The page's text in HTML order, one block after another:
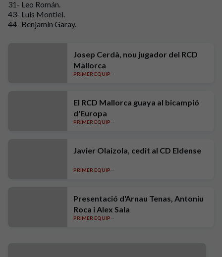
31- Leo Román.
43- Luis Montiel.
44- Benjamín Garay.
Josep Cerdà, nou jugador del RCD
Mallorca
PRIMER EQUIP
El RCD Mallorca guaya al bicampió
d'Europa
PRIMER EQUIP
Javier Olaizola, cedit al CD Eldense
PRIMER EQUIP
Presentació d'Arnau Tenas, Antoniu
Roca i Alex Sala
PRIMER EQUIP